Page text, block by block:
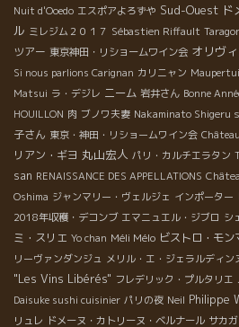
Nuit d'Ooedo エスポアよろずや Sud-Ouest ド
ル ミレジム２０１７ Sébastien Riffault
ツアー 東京神田・リショームワイン会 オリヴ
Si nous parlions Carignan カリニャン
Matsui ラ・デジレ ニーム 岩井さん Bonne
HOUILLON 肉 ブノワ夫妻 Nakaminato Shigeru
子さん 東京・神田・リショームワイン会
リアン・ギヨ 丸山宏人 パリ・カルチエラタン
san RENAISSANCE DES APPELLATIONS
Oshima ジャンマリー・ヴェルジェ インポーター
2018年収穫・デコンブ エマニュエル・ジブロ シ
ミ・スリエ Yo chan Méli Mélo ビストロ・モン
リーヴァンダンジュ メリル・エ・ジェラルディン
"Les Vins Libérés" フレデリック・プルタリエ
Daisuke sushi cuisinier パリの夜 Neil Philippe
リュレ ドメーヌ・カトリーヌ・ベルナール サカ